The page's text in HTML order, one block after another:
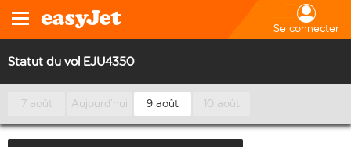
Se connecter
Statut du vol EJU4350
7 août Aujourd’hui 9 août 10 août